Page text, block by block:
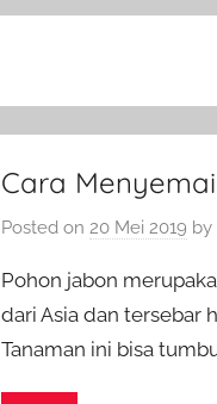
Cara
Posted on 20 Mei 2019 by
Pohon jabon
dari Asia dan tersebar
Tanaman ini bisa